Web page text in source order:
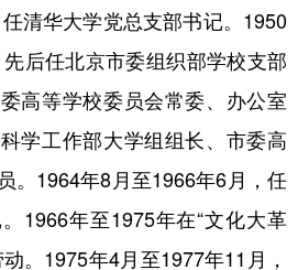
湖北 湖南
海南 重庆
云南 西藏
青海 宁夏
清华大学党总支部书记。1950
后任北京市委组织部学校支部
高等学校委员会常委、办公室
学工作部大学组组长、市委高
。1964年8月至1966年6月，任
1966年至1975年在“文化大革
。1975年4月至1977年11月，